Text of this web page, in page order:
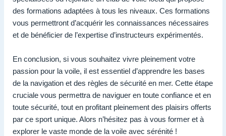
des formations adaptées à tous les niveaux. Ces formations
vous permettront d’acquérir les connaissances nécessaires
et de bénéficier de l’expertise d’instructeurs expérimentés.
En conclusion, si vous souhaitez vivre pleinement votre
passion pour la voile, il est essentiel d’apprendre les bases
de la navigation et des règles de sécurité en mer. Cette étape
cruciale vous permettra de naviguer en toute confiance et en
toute sécurité, tout en profitant pleinement des plaisirs offerts
par ce sport unique. Alors n’hésitez pas à vous former et à
explorer le vaste monde de la voile avec sérénité !